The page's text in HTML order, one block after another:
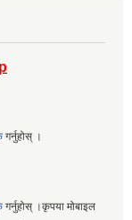
गर्नुहोस् ।
गर्नुहोस् ।कृपया मोबाइल